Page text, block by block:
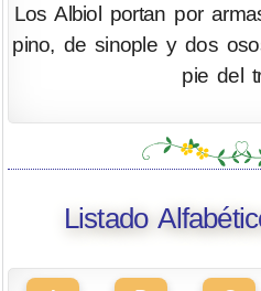
Los Albiol portan por
pino, de sinople y dos
pie del
Listado